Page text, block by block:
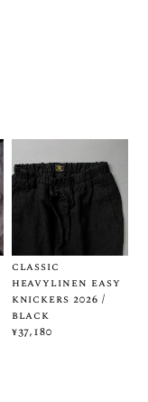
classic
heavylinen easy
knickers 2026 /
black
¥37,180